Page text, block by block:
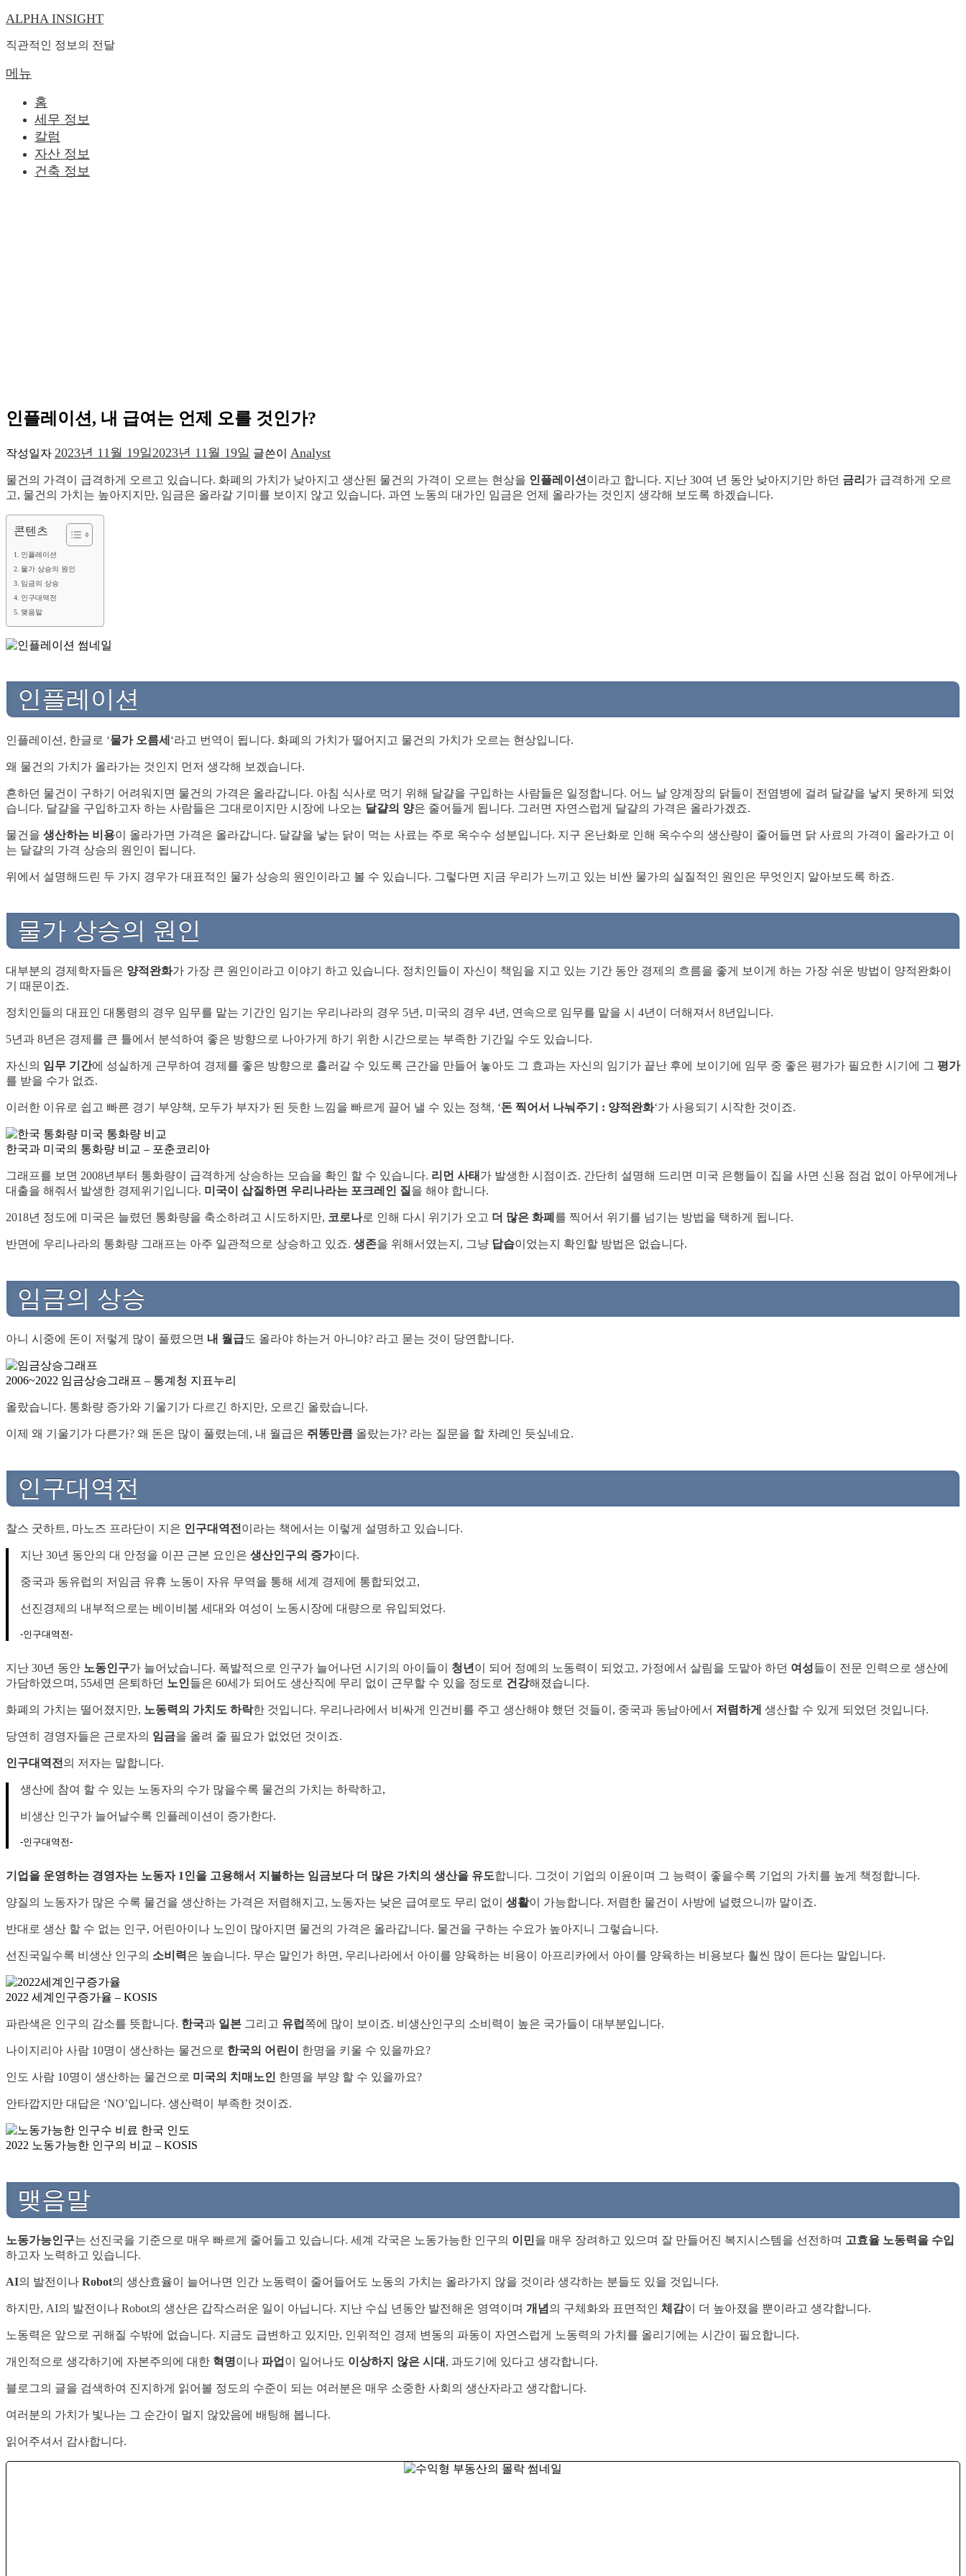
내
용
으
로
ALPHA INSIGHT
직관적인 정보의 전달
메뉴
홈
세무 정보
칼럼
자산 정보
건축 정보
인플레이션, 내 급여는 언제 오를 것인가?
작성일자 2023년 11월 19일 2023년 11월 19일 글쓴이 Analyst
물건의 가격이 급격하게 오르고 있습니다. 화폐의 가치가 낮아지고 생산된 물건의 가격이 오르는 현상을 인플레이션 이라고 합니다. 지난 30여 년 동안 낮아지기만 하던 금리 가 급격하게 오르
고, 물건의 가치는 높아지지만, 임금은 올라갈 기미를 보이지 않고 있습니다. 과연 노동의 대가인 임금은 언제 올라가는 것인지 생각해 보도록 하겠습니다.
콘텐츠
인플레이션
물가 상승의 원인
임금의 상승
인구대역전
맺음말
인플레이션
인플레이션, 한글로 ‘물가 오름세 ‘라고 번역이 됩니다. 화폐의 가치가 떨어지고 물건의 가치가 오르는 현상입니다.
왜 물건의 가치가 올라가는 것인지 먼저 생각해 보겠습니다.
흔하던 물건이 구하기 어려워지면 물건의 가격은 올라갑니다. 아침 식사로 먹기 위해 달걀을 구입하는 사람들은 일정합니다. 어느 날 양계장의 닭들이 전염병에 걸려 달걀을 낳지 못하게 되었
습니다. 달걀을 구입하고자 하는 사람들은 그대로이지만 시장에 나오는 달걀의 양은 줄어들게 됩니다. 그러면 자연스럽게 달걀의 가격은 올라가겠죠.
물건을 생산하는 비용이 올라가면 가격은 올라갑니다. 달걀을 낳는 닭이 먹는 사료는 주로 옥수수 성분입니다. 지구 온난화로 인해 옥수수의 생산량이 줄어들면 닭 사료의 가격이 올라가고 이
는 달걀의 가격 상승의 원인이 됩니다.
위에서 설명해드린 두 가지 경우가 대표적인 물가 상승의 원인이라고 볼 수 있습니다. 그렇다면 지금 우리가 느끼고 있는 비싼 물가의 실질적인 원인은 무엇인지 알아보도록 하죠.
물가 상승의 원인
대부분의 경제학자들은 양적완화가 가장 큰 원인이라고 이야기 하고 있습니다. 정치인들이 자신이 책임을 지고 있는 기간 동안 경제의 흐름을 좋게 보이게 하는 가장 쉬운 방법이 양적완화이
기 때문이죠.
정치인들의 대표인 대통령의 경우 임무를 맡는 기간인 임기는 우리나라의 경우 5년, 미국의 경우 4년, 연속으로 임무를 맡을 시 4년이 더해져서 8년입니다.
5년과 8년은 경제를 큰 틀에서 분석하여 좋은 방향으로 나아가게 하기 위한 시간으로는 부족한 기간일 수도 있습니다.
자신의 임무 기간에 성실하게 근무하여 경제를 좋은 방향으로 흘러갈 수 있도록 근간을 만들어 놓아도 그 효과는 자신의 임기가 끝난 후에 보이기에 임무 중 좋은 평가가 필요한 시기에 그 평가
를 받을 수가 없죠.
이러한 이유로 쉽고 빠른 경기 부양책, 모두가 부자가 된 듯한 느낌을 빠르게 끌어 낼 수 있는 정책, ‘돈 찍어서 나눠주기 : 양적완화‘가 사용되기 시작한 것이죠.
한국과 미국의 통화량 비교 – 포춘코리아
그래프를 보면 2008년부터 통화량이 급격하게 상승하는 모습을 확인 할 수 있습니다. 리먼 사태 가 발생한 시점이죠. 간단히 설명해 드리면 미국 은행들이 집을 사면 신용 점검 없이 아무에게나
대출을 해줘서 발생한 경제위기입니다. 미국이 삽질하면 우리나라는 포크레인 질 을 해야 합니다.
2018년 정도에 미국은 늘렸던 통화량을 축소하려고 시도하지만, 코로나로 인해 다시 위기가 오고 더 많은 화폐 를 찍어서 위기를 넘기는 방법을 택하게 됩니다.
반면에 우리나라의 통화량 그래프는 아주 일관적으로 상승하고 있죠. 생존을 위해서였는지, 그냥 답습이었는지 확인할 방법은 없습니다.
임금의 상승
아니 시중에 돈이 저렇게 많이 풀렸으면 내 월급도 올라야 하는거 아니야? 라고 묻는 것이 당연합니다.
2006~2022 임금상승그래프 – 통계청 지표누리
올랐습니다. 통화량 증가와 기울기가 다르긴 하지만, 오르긴 올랐습니다.
이제 왜 기울기가 다른가? 왜 돈은 많이 풀렸는데, 내 월급은 쥐똥만큼 올랐는가? 라는 질문을 할 차례인 듯싶네요.
인구대역전
찰스 굿하트, 마노즈 프라단이 지은 인구대역전 이라는 책에서는 이렇게 설명하고 있습니다.
지난 30년 동안의 대 안정을 이끈 근본 요인은 생산인구의 증가이다.
중국과 동유럽의 저임금 유휴 노동이 자유 무역을 통해 세계 경제에 통합되었고,
선진경제의 내부적으로는 베이비붐 세대와 여성이 노동시장에 대량으로 유입되었다.
-인구대역전-
지난 30년 동안 노동인구가 늘어났습니다. 폭발적으로 인구가 늘어나던 시기의 아이들이 청년 이 되어 정예의 노동력이 되었고, 가정에서 살림을 도맡아 하던 여성들이 전문 인력으로 생산에
가담하였으며, 55세면 은퇴하던 노인들은 60세가 되어도 생산직에 무리 없이 근무할 수 있을 정도로 건강해졌습니다.
화폐의 가치는 떨어졌지만, 노동력의 가치도 하락한 것입니다. 우리나라에서 비싸게 인건비를 주고 생산해야 했던 것들이, 중국과 동남아에서 저렴하게 생산할 수 있게 되었던 것입니다.
당연히 경영자들은 근로자의 임금을 올려 줄 필요가 없었던 것이죠.
인구대역전 의 저자는 말합니다.
생산에 참여 할 수 있는 노동자의 수가 많을수록 물건의 가치는 하락하고,
비생산 인구가 늘어날수록 인플레이션이 증가한다.
-인구대역전-
기업을 운영하는 경영자는 노동자 1인을 고용해서 지불하는 임금보다 더 많은 가치의 생산을 유도합니다. 그것이 기업의 이윤이며 그 능력이 좋을수록 기업의 가치를 높게 책정합니다.
양질의 노동자가 많은 수록 물건을 생산하는 가격은 저렴해지고, 노동자는 낮은 급여로도 무리 없이 생활이 가능합니다. 저렴한 물건이 사방에 널렸으니까 말이죠.
반대로 생산 할 수 없는 인구, 어린아이나 노인이 많아지면 물건의 가격은 올라갑니다. 물건을 구하는 수요가 높아지니 그렇습니다.
선진국일수록 비생산 인구의 소비력 은 높습니다. 무슨 말인가 하면, 우리나라에서 아이를 양육하는 비용이 아프리카에서 아이를 양육하는 비용보다 훨씬 많이 든다는 말입니다.
2022 세계인구증가율 – KOSIS
파란색은 인구의 감소를 뜻합니다. 한국과 일본 그리고 유럽 쪽에 많이 보이죠. 비생산인구의 소비력이 높은 국가들이 대부분입니다.
나이지리아 사람 10명이 생산하는 물건으로 한국의 어린이 한명을 키울 수 있을까요?
인도 사람 10명이 생산하는 물건으로 미국의 치매노인 한명을 부양 할 수 있을까요?
안타깝지만 대답은 ‘NO’입니다. 생산력이 부족한 것이죠.
2022 노동가능한 인구의 비교 – KOSIS
맺음말
노동가능인구는 선진국을 기준으로 매우 빠르게 줄어들고 있습니다. 세계 각국은 노동가능한 인구의 이민을 매우 장려하고 있으며 잘 만들어진 복지시스템을 선전하며 고효율 노동력을 수입
하고자 노력하고 있습니다.
AI의 발전이나 Robot의 생산효율이 늘어나면 인간 노동력이 줄어들어도 노동의 가치는 올라가지 않을 것이라 생각하는 분들도 있을 것입니다.
하지만, AI의 발전이나 Robot의 생산은 갑작스러운 일이 아닙니다. 지난 수십 년동안 발전해온 영역이며 개념 의 구체화와 표면적인 체감이 더 높아졌을 뿐이라고 생각합니다.
노동력은 앞으로 귀해질 수밖에 없습니다. 지금도 급변하고 있지만, 인위적인 경제 변동의 파동이 자연스럽게 노동력의 가치를 올리기에는 시간이 필요합니다.
개인적으로 생각하기에 자본주의에 대한 혁명이나 파업 이 일어나도 이상하지 않은 시대 , 과도기에 있다고 생각합니다.
블로그의 글을 검색하여 진지하게 읽어볼 정도의 수준이 되는 여러분은 매우 소중한 사회의 생산자라고 생각합니다.
여러분의 가치가 빛나는 그 순간이 멀지 않았음에 배팅해 봅니다.
읽어주셔서 감사합니다.